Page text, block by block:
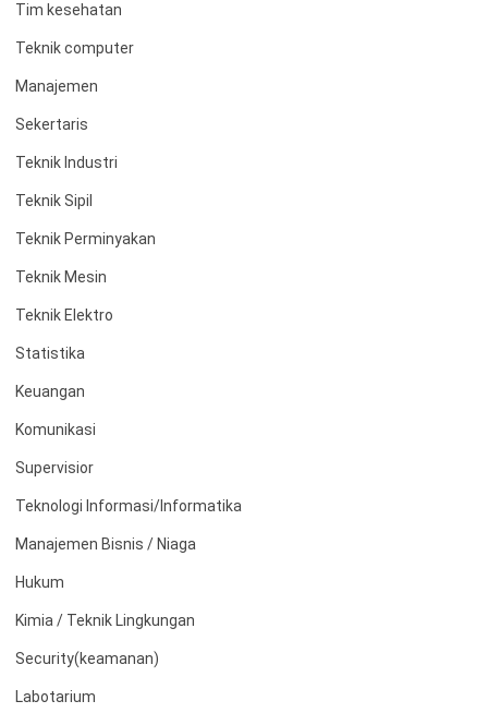
Tim kesehatan
Teknik computer
Manajemen
Sekertaris
Teknik Industri
Teknik Sipil
Teknik Perminyakan
Teknik Mesin
Teknik Elektro
Statistika
Keuangan
Komunikasi
Supervisior
Teknologi Informasi/Informatika
Manajemen Bisnis / Niaga
Hukum
Kimia / Teknik Lingkungan
Security(keamanan)
Labotarium